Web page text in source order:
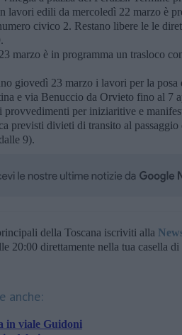
lavori edili da mercoledì 22 marzo è
civico 2. Restano libere le le
marzo è in programma un trasloco
giovedì 23 marzo i lavori per la
e via Benuccio da Orvieto fino al 7
provvedimenti per iniziaritive e
previsti divieti di transito al
9).
della Toscana iscriviti alla
20:00 direttamente nella tua casella di
anche:
in viale Guidoni